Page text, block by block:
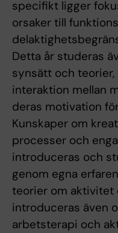
specifikt ligger
orsaker till
Detta år studeras
synsätt och
interaktion mellan
deras motivation
Kunskaper om
processer och
introduceras och
genom egna
teorier om aktivitet
introduceras även
arbetsterapi och